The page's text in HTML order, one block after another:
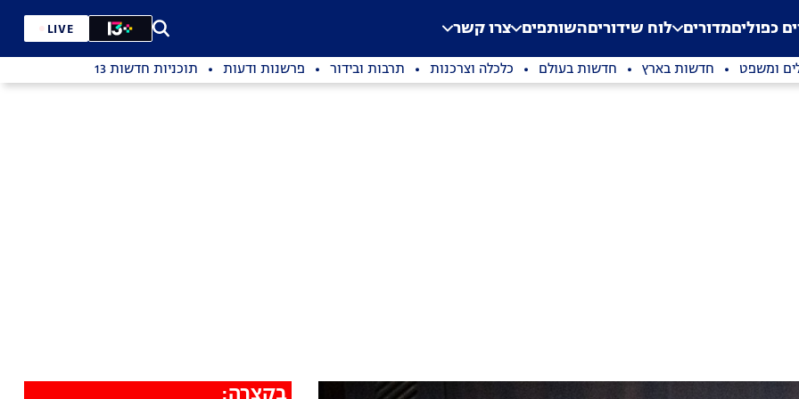
Application error: a
. כפוליםמדורים לוח שידוריםהשותפים צרו קשר LIVE
ומשפט חדשות בארץ חדשות בעולם כלכלה וצרכנות תרבות ובידור פרשנות ודעות תוכניות חדשות 13